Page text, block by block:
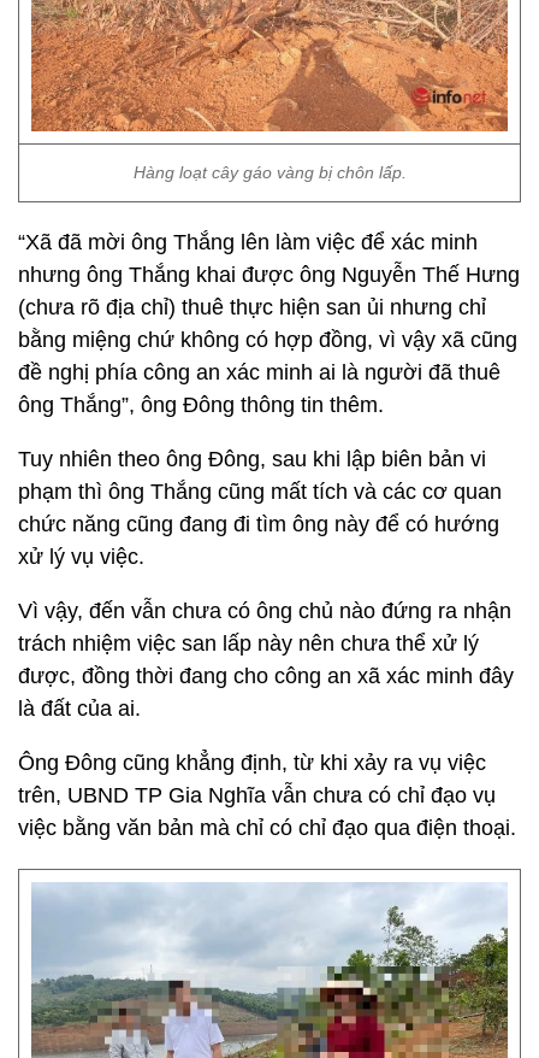
Hàng loạt cây gáo vàng bị chôn lấp.
“Xã đã mời ông Thắng lên làm việc để xác minh
nhưng ông Thắng khai được ông Nguyễn Thế Hưng
(chưa rõ địa chỉ) thuê thực hiện san ủi nhưng chỉ
bằng miệng chứ không có hợp đồng, vì vậy xã cũng
đề nghị phía công an xác minh ai là người đã thuê
ông Thắng”, ông Đông thông tin thêm.
Tuy nhiên theo ông Đông, sau khi lập biên bản vi
phạm thì ông Thắng cũng mất tích và các cơ quan
chức năng cũng đang đi tìm ông này để có hướng
xử lý vụ việc.
Vì vậy, đến vẫn chưa có ông chủ nào đứng ra nhận
trách nhiệm việc san lấp này nên chưa thể xử lý
được, đồng thời đang cho công an xã xác minh đây
là đất của ai.
Ông Đông cũng khẳng định, từ khi xảy ra vụ việc
trên, UBND TP Gia Nghĩa vẫn chưa có chỉ đạo vụ
việc bằng văn bản mà chỉ có chỉ đạo qua điện thoại.